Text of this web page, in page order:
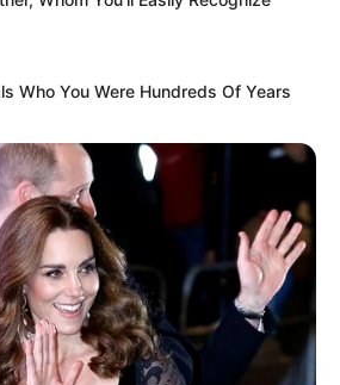
Baper
Ini Bikin
Who You Were Hundreds Of Years